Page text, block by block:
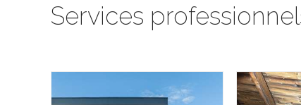
Services